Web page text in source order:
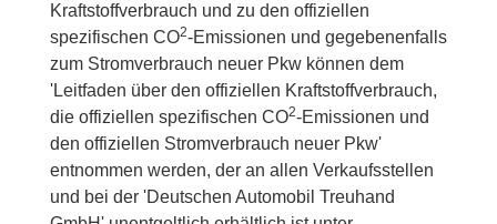
Kraftstoffverbrauch und zu den offiziellen
spezifischen CO2-Emissionen und gegebenenfalls
zum Stromverbrauch neuer Pkw können dem
'Leitfaden über den offiziellen Kraftstoffverbrauch,
die offiziellen spezifischen CO2-Emissionen und
den offiziellen Stromverbrauch neuer Pkw'
entnommen werden, der an allen Verkaufsstellen
und bei der 'Deutschen Automobil Treuhand